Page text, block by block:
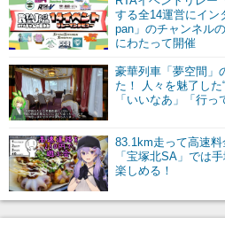
ニコニコQ
する全14運営にイン
pan」のチャンネル
にわたって開催
豪華列車「夢空間」
た！ 人々を魅了した
「いいなあ」「行
83.1km走って高速
「宝塚北SA」では
楽しめる！